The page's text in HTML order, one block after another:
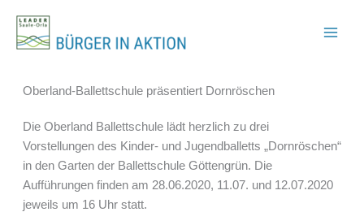
Inhalt
springen
Oberland-Ballettschule präsentiert Dornröschen
Die Oberland Ballettschule lädt herzlich zu drei
Vorstellungen des Kinder- und Jugendballetts „Dornröschen“
in den Garten der Ballettschule Göttengrün. Die
Aufführungen finden am 28.06.2020, 11.07. und 12.07.2020
jeweils um 16 Uhr statt.